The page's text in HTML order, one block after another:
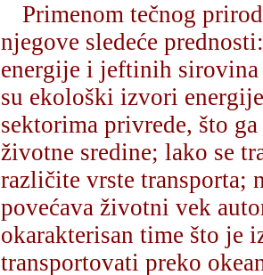
Primenom tečnog
njegove sledeće
energije i jeftinih sirovina
su ekološki izvori
sektorima privrede, što
životne sredine; lako se
različite vrste transporta;
povećava životni vek
okarakterisan time što je
transportovati preko